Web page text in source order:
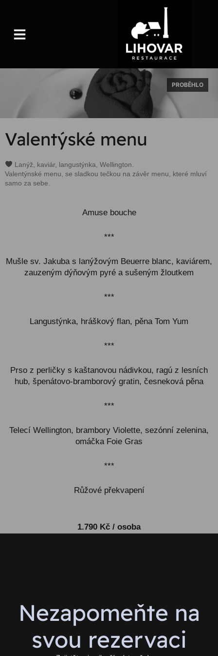
Valentýské menu
Lanýž, kaviár, langustýnka, Wellington.
Valentýnské menu, se sladkou tečkou na závěr menu, které mluví
samo za sebe.
Amuse bouche
***
Mušle sv. Jakuba s lanýžovým Beuerre blanc, kaviárem,
zauzeným dýňovým pyré a sušeným žloutkem
***
Langustýnka, hráškový flan, pěna Tom Yum
***
Prso z perličky s kaštanovou nádivkou, ragú z lesních
hub, špenátovo-bramborový gratin, česneková pěna
***
Telecí Wellington, brambory Violette, sezónní zelenina,
omáčka Foie Gras
***
Růžové překvapení
1.790 Kč / osoba
Nezapomeňte na
svou rezervaci